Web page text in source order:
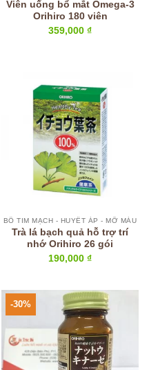
Viên uống bổ mắt Omega-3
Orihiro 180 viên
359,000 ₫
BỔ TIM MẠCH - HUYẾT ÁP - MỠ MÁU
Trà lá bạch quả hỗ trợ trí
nhớ Orihiro 26 gói
190,000 ₫
-30%